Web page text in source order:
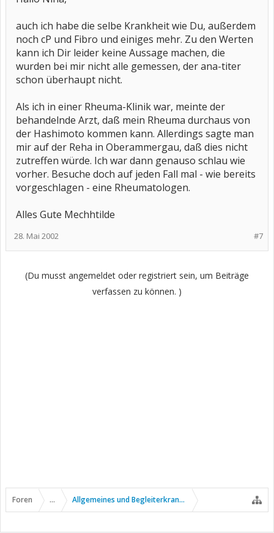
auch ich habe die selbe Krankheit wie Du, außerdem
noch cP und Fibro und einiges mehr. Zu den Werten
kann ich Dir leider keine Aussage machen, die
wurden bei mir nicht alle gemessen, der ana-titer
schon überhaupt nicht.
Als ich in einer Rheuma-Klinik war, meinte der
behandelnde Arzt, daß mein Rheuma durchaus von
der Hashimoto kommen kann. Allerdings sagte man
mir auf der Reha in Oberammergau, daß dies nicht
zutreffen würde. Ich war dann genauso schlau wie
vorher. Besuche doch auf jeden Fall mal - wie bereits
vorgeschlagen - eine Rheumatologen.
Alles Gute Mechhtilde
#7
28. Mai 2002
(Du musst angemeldet oder registriert sein, um Beiträge
verfassen zu können. )
Foren ... Allgemeines und Begleiterkrankungen